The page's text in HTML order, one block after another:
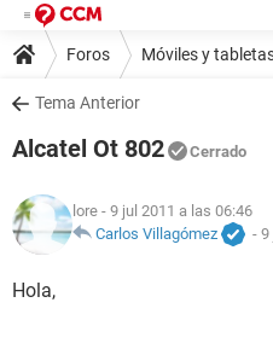
Foros Móviles y
Tema Anterior
Alcatel Ot 802 Cerrado
lore - 9 jul 2011 a las 06:46
Carlos Villagómez
- 9
Hola,